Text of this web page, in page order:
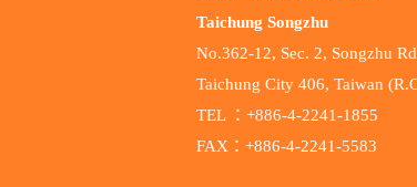
Taichung Songzhu
No.362-12, Sec. 2, Songzhu
Taichung City 406, Taiwan
TEL ：+886-4-2241-1855
FAX：+886-4-2241-5583